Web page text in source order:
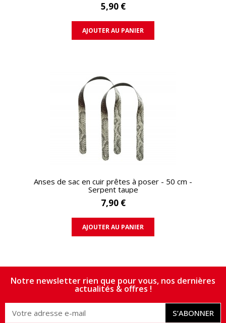
5,90 €
AJOUTER AU PANIER
APERÇU RAPIDE
Anses de sac en cuir prêtes à poser - 50 cm -
Serpent taupe
7,90 €
AJOUTER AU PANIER
Notre newsletter rien que pour vous, nos dernières
actualités & offres !
S’ABONNER